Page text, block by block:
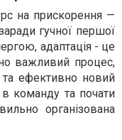
на прискорення —
гучної першої
адаптація - це
важливий процес,
ефективно новий
в команду та почати
організована